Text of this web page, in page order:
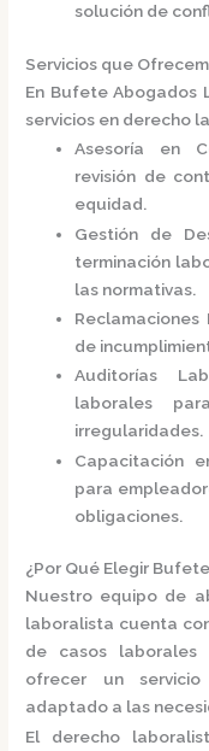
solución de
Servicios que
En Bufete Abogados
servicios en derecho
Asesoría en
revisión de
equidad.
Gestión de
terminación
las normativas.
Reclamaciones
de
Auditorías
laborales
irregularidades.
Capacitación
para
obligaciones.
¿Por Qué Elegir
Nuestro equipo de
laboralista cuenta
de casos laborales
ofrecer un
adaptado a las
El derecho